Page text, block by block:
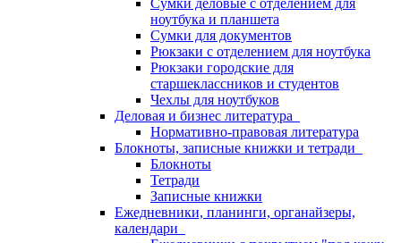
Сумки деловые с отделением для
ноутбука и планшета
Сумки для документов
Рюкзаки с отделением для ноутбука
Рюкзаки городские для
старшеклассников и студентов
Чехлы для ноутбуков
Деловая и бизнес литература
Нормативно-правовая литература
Блокноты, записные книжки и тетради
Блокноты
Тетради
Записные книжки
Ежедневники, планинги, органайзеры,
календари